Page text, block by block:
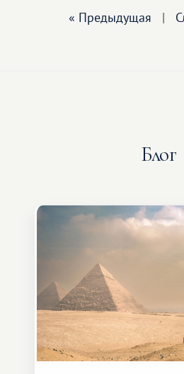
« Предыдущая |
Блог